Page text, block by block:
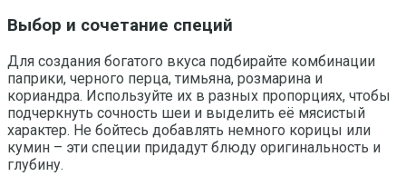
Выбор и сочетание специй
Для создания богатого вкуса подбирайте комбинации
паприки, черного перца, тимьяна, розмарина и
кориандра. Используйте их в разных пропорциях, чтобы
подчеркнуть сочность шеи и выделить её мясистый
характер. Не бойтесь добавлять немного корицы или
кумин – эти специи придадут блюду оригинальность и
глубину.